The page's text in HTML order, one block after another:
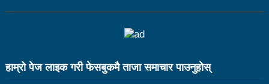
सामाजिक सञ्जाल व्यवस्थित गर्न बलियो पत्रकारिता हुनैपर्छः
हाम्राे पेज लाइक गरी फेसबुकमै ताजा समाचार पाउनुहाेस्